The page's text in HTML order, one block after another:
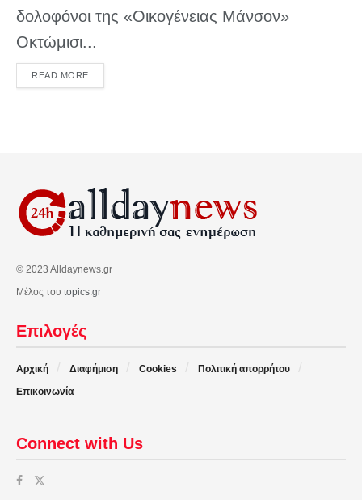
δολοφόνοι της «Οικογένειας Μάνσον»
Οκτώμισι...
READ MOREDETAILS
© 2023 Alldaynews.gr
Μέλος του topics.gr
Επιλογές
Αρχική Διαφήμιση Cookies
Πολιτική απορρήτου
Επικοινωνία
Connect with Us